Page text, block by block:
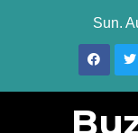
Sun.